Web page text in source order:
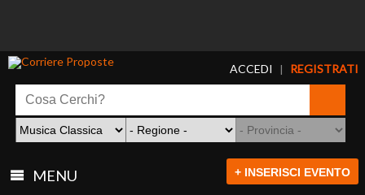
ACCEDI | REGISTRATI
MENU + INSERISCI EVENTO